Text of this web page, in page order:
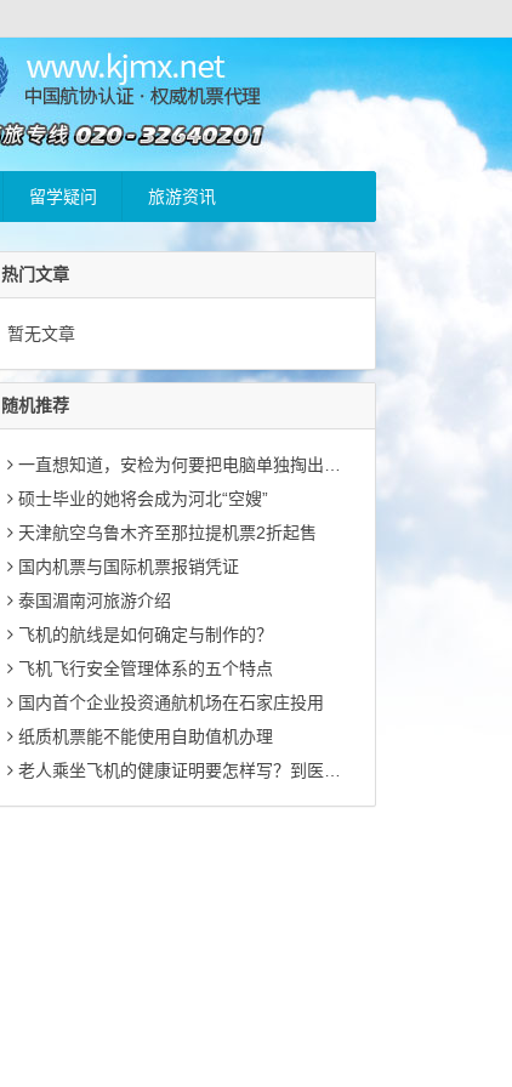
留学疑问 旅游资讯
热门文章
暂无文章
随机推荐
一直想知道，安检为何要把电脑单独掏出来？
硕士毕业的她将会成为河北“空嫂”
天津航空乌鲁木齐至那拉提机票2折起售
国内机票与国际机票报销凭证
泰国湄南河旅游介绍
飞机的航线是如何确定与制作的？
飞机飞行安全管理体系的五个特点
国内首个企业投资通航机场在石家庄投用
纸质机票能不能使用自助值机办理
老人乘坐飞机的健康证明要怎样写？到医院去做健康检查就可以了吗？